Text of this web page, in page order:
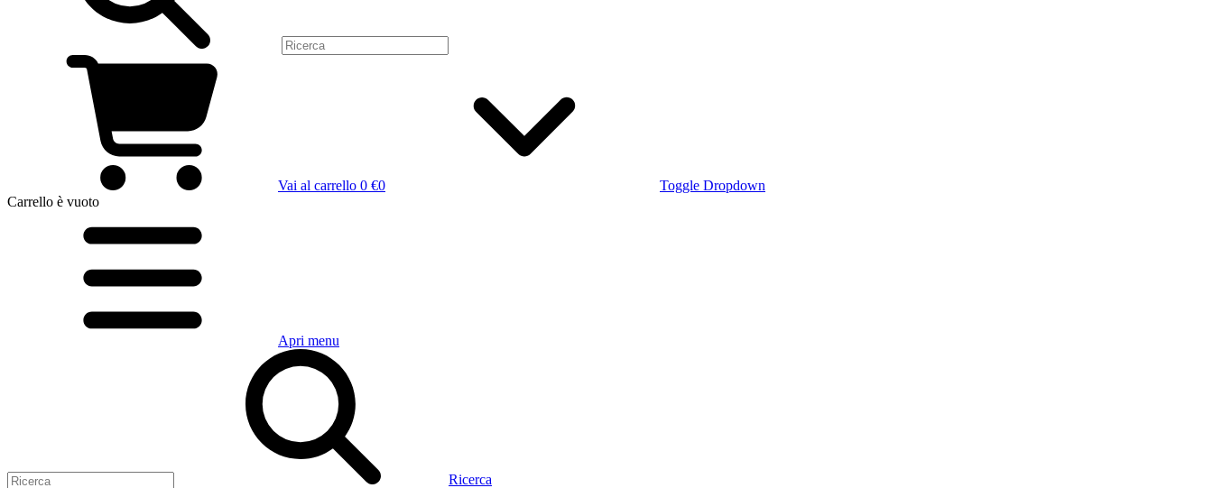
Vai al carrello 0 €0
Toggle Dropdown
Carrello è vuoto
Apri menu
Ricerca